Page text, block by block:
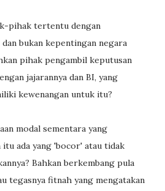
pihak tertentu dengan
bukan kepentingan negara
pihak pengambil keputusan
jajarannya dan BI, yang
kewenangan untuk itu?
modal sementara yang
ada yang 'bocor' atau tidak
Bahkan berkembang pula
tegasnya fitnah yang mengatakan